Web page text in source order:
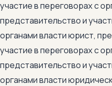
участие в переговорах с
представительство и
органами власти юрист,
участие в переговорах с
представительство и
органами власти